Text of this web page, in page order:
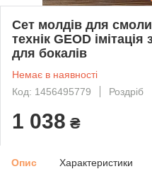
Сет молдів для
технік GEOD
для бокалів
Немає в наявності
Код: 1456495779
Роздріб
1 038 ₴
Опис Характеристики